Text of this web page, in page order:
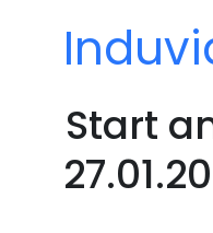
Start